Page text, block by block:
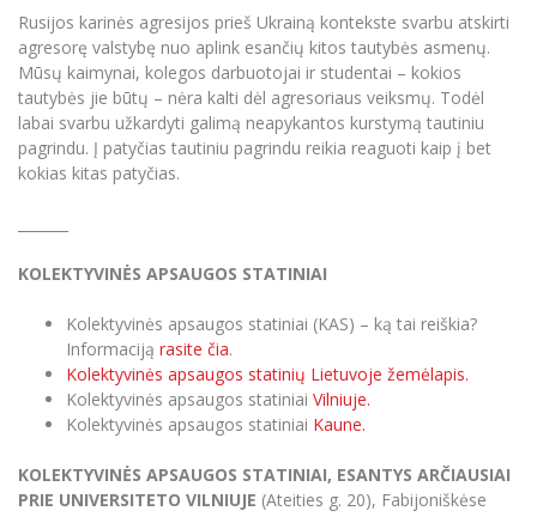
Rusijos karinės agresijos prieš Ukrainą kontekste svarbu atskirti
agresorę valstybę nuo aplink esančių kitos tautybės asmenų.
Mūsų kaimynai, kolegos darbuotojai ir studentai – kokios
tautybės jie būtų – nėra kalti dėl agresoriaus veiksmų. Todėl
labai svarbu užkardyti galimą neapykantos kurstymą tautiniu
pagrindu. Į patyčias tautiniu pagrindu reikia reaguoti kaip į bet
kokias kitas patyčias.
KOLEKTYVINĖS APSAUGOS STATINIAI
Kolektyvinės apsaugos statiniai (KAS) – ką tai reiškia?
Informaciją rasite čia.
Kolektyvinės apsaugos statinių Lietuvoje žemėlapis.
Kolektyvinės apsaugos statiniai Vilniuje.
Kolektyvinės apsaugos statiniai Kaune.
KOLEKTYVINĖS APSAUGOS STATINIAI, ESANTYS ARČIAUSIAI
PRIE UNIVERSITETO VILNIUJE (Ateities g. 20), Fabijoniškėse